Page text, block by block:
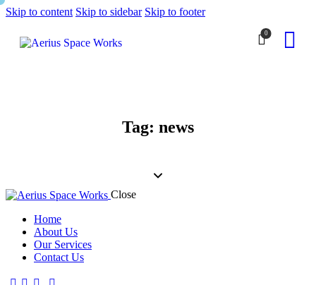
Skip to content Skip to sidebar Skip to footer
0
Tag: news
Close
Home
About Us
Our Services
Contact Us